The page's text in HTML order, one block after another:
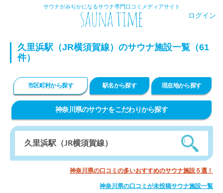
サウナがみぢかになるサウナ専門口コミメディアサイト
ログイン
久里浜駅（JR横須賀線）のサウナ施設一覧（61
件）
市区町村から探す 駅名から探す 現在地から探す
神奈川県のサウナをこだわりから探す
神奈川県の口コミの多いおすすめのサウナ施設５選！
神奈川県の口コミが未投稿サウナ施設一覧